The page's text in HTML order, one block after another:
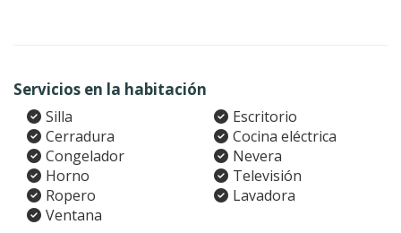
Servicios en la habitación
Silla
Escritorio
Cerradura
Cocina eléctrica
Congelador
Nevera
Horno
Televisión
Ropero
Lavadora
Ventana